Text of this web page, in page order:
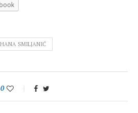
SMILJANIĆ
0